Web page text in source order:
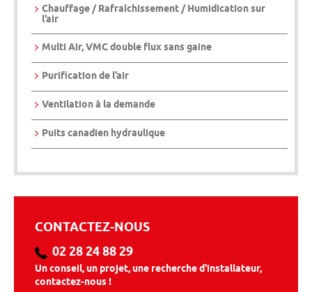
Chauffage / Rafraîchissement / Humidication sur
l’air
Multi Air, VMC double flux sans gaine
Purification de l’air
Ventilation à la demande
Puits canadien hydraulique
CONTACTEZ-NOUS
02 28 24 88 29
Un conseil, un projet, une recherche d'installateur,
contactez-nous !